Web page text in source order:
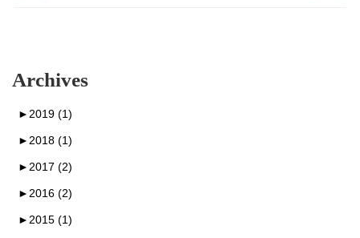
Archives
► 2019 (1)
► 2018 (1)
► 2017 (2)
► 2016 (2)
► 2015 (1)